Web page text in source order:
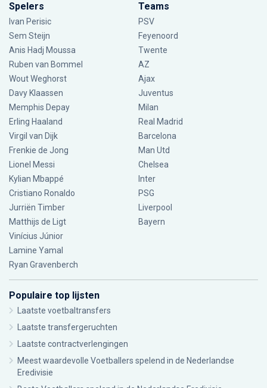
Spelers
Ivan Perisic
Sem Steijn
Anis Hadj Moussa
Ruben van Bommel
Wout Weghorst
Davy Klaassen
Memphis Depay
Erling Haaland
Virgil van Dijk
Frenkie de Jong
Lionel Messi
Kylian Mbappé
Cristiano Ronaldo
Jurriën Timber
Matthijs de Ligt
Vinícius Júnior
Lamine Yamal
Ryan Gravenberch
Teams
PSV
Feyenoord
Twente
AZ
Ajax
Juventus
Milan
Real Madrid
Barcelona
Man Utd
Chelsea
Inter
PSG
Liverpool
Bayern
Populaire top lijsten
Laatste voetbaltransfers
Laatste transfergeruchten
Laatste contractverlengingen
Meest waardevolle Voetballers spelend in de Nederlandse
Eredivisie